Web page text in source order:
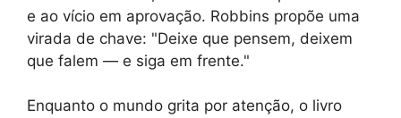
e ao vício em aprovação. Robbins propõe uma
virada de chave:
Deixe que pensem, deixem
que falem — e siga em frente.
Enquanto o mundo grita por atenção, o livro